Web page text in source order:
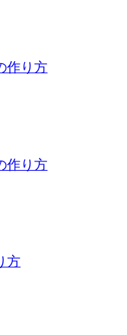
作り方
作り方
方